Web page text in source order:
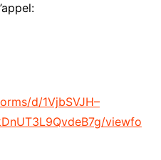
d/1VjbSVJH–
viewfo